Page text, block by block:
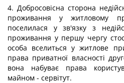
4. Добросовісна сторона
проживання у житловому
поселилася у зв'язку з
проживання у першу чергу
особа вселиться у житлове
права приватної власності
вона набуває права
майном - сервітут.